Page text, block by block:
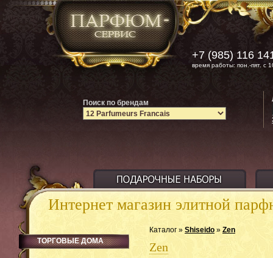
Интернет магазин элитной
Каталог » Shiseido » Zen
Zen
ТОРГОВЫЕ ДОМА
+7 (985) 116
время работы: пон.-пят. с
Поиск по брендам